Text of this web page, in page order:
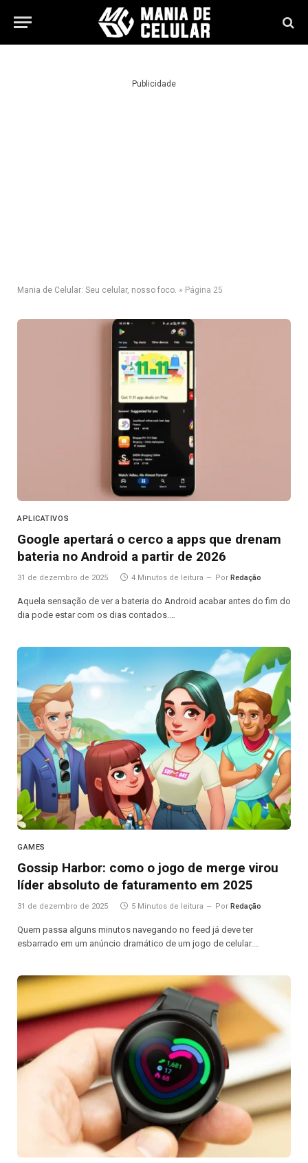
Publicidade
Mania de Celular: Seu celular, nosso foco. » Página 25
APLICATIVOS
Google apertará o cerco a apps que drenam
bateria no Android a partir de 2026
31 de dezembro de 2025 4 Minutos de leitura Por Redação
Aquela sensação de ver a bateria do Android acabar antes do fim do
dia pode estar com os dias contados.…
GAMES
Gossip Harbor: como o jogo de merge virou
líder absoluto de faturamento em 2025
31 de dezembro de 2025 5 Minutos de leitura Por Redação
Quem passa alguns minutos navegando no feed já deve ter
esbarrado em um anúncio dramático de um jogo de celular.…